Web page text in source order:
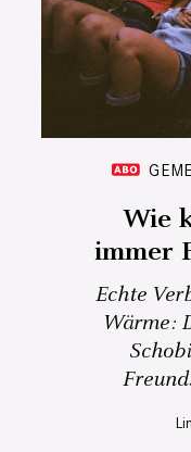
Wie
immer
Echte
Wärme: